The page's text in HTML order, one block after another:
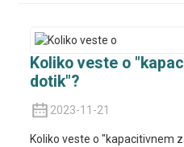
Koliko veste o
dotik"?
2023-11-21
Koliko veste o "kapacitivnem